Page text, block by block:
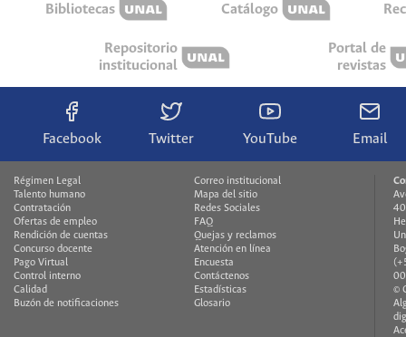
Bibliotecas Catálogo
Repositorio
institucional
Portal de
revistas
Facebook Twitter YouTube Email
Régimen Legal
Talento humano
Contratación
Ofertas de empleo
Rendición de cuentas
Concurso docente
Pago Virtual
Control interno
Calidad
Buzón de notificaciones
Correo institucional
Mapa del sitio
Redes Sociales
FAQ
Quejas y reclamos
Atención en línea
Encuesta
Contáctenos
Estadísticas
Glosario
©